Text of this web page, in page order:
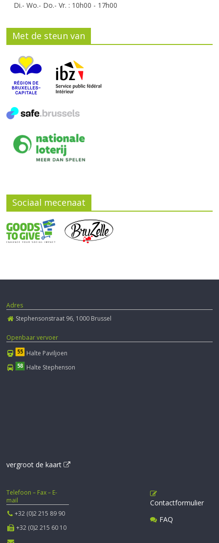
Di.- Wo.- Do.- Vr. : 10h00 - 17h00
Met de steun van
Sociaal mecenaat
Adres
Stephensonstraat 96, 1000 Brussel
Openbaar vervoer
Halte Paviljoen
Halte Stephenson
vergroot de kaart
Telefoon – Fax – E-
mail
+32 (0)2 215 89 90
+32 (0)2 215 60 10
Contactformulier
FAQ